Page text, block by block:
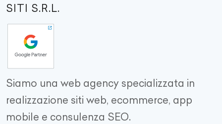
SITI S.R.L.
Siamo una web agency specializzata in
realizzazione siti web, ecommerce, app
mobile e consulenza SEO.